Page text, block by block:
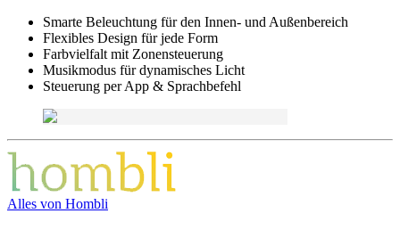
Smarte Beleuchtung für den Innen- und Außenbereich
Flexibles Design für jede Form
Farbvielfalt mit Zonensteuerung
Musikmodus für dynamisches Licht
Steuerung per App & Sprachbefehl
Alles von Hombli